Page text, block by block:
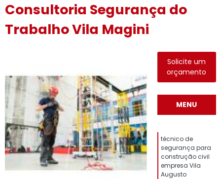
Consultoria Segurança do
Trabalho Vila Magini
Solicite um
orçamento
MENU
técnico de
segurança para
construção civil
empresa Vila
Augusto